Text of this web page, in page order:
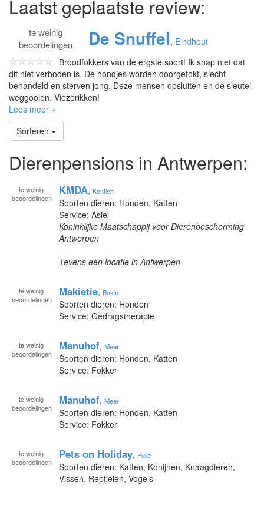
Laatst geplaatste review:
teweinig
beoordelingen
De Snuffel, Eindhout
Broodfokkers van de ergste soort! Ik snap niet dat
dit niet verboden is. De hondjes worden doorgefokt, slecht
behandeld en sterven jong. Deze mensen opsluiten en de sleutel
weggooien. Viezerikken!
Lees meer »
Sorteren
Dierenpensions in Antwerpen:
te weinig
beoordelingen
KMDA, Kontich
Soorten dieren: Honden, Katten
Service: Asiel
Koninklijke Maatschappij voor Dierenbescherming
Antwerpen
Tevens een locatie in Antwerpen
te weinig
beoordelingen
Makietie, Balen
Soorten dieren: Honden
Service: Gedragstherapie
te weinig
beoordelingen
Manuhof, Meer
Soorten dieren: Honden, Katten
Service: Fokker
te weinig
beoordelingen
Manuhof, Meer
Soorten dieren: Honden, Katten
Service: Fokker
te weinig
beoordelingen
Pets on Holiday, Pulle
Soorten dieren: Katten, Konijnen, Knaagdieren,
Vissen, Reptielen, Vogels